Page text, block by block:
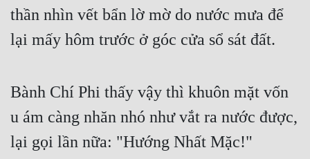
thần nhìn vết bẩn lờ mờ do nước mưa để
lại mấy hôm trước ở góc cửa sổ sát đất.
Bành Chí Phi thấy vậy thì khuôn mặt vốn
u ám càng nhăn nhó như vắt ra nước được,
lại gọi lần nữa: "Hướng Nhất Mặc!"